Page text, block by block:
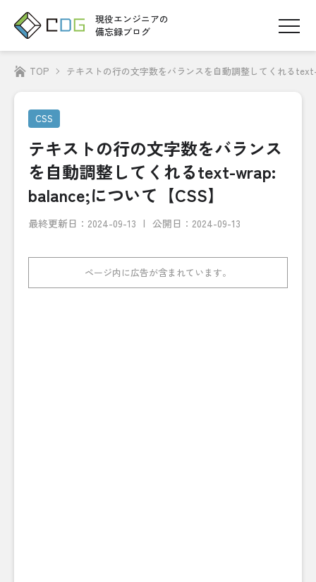
現役エンジニアの
備忘録ブログ
TOP テキストの行の文字数をバランスを自動調整してくれる
CSS
テキストの行の文字数をバランス
を自動調整してくれるtext-wrap:
balance;について【CSS】
最終更新日： 2024-09-13 公開日：2024-09-13
ページ内に広告が含まれています。